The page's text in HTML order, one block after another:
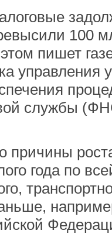
100
пишет
управления
службы
причины
года по